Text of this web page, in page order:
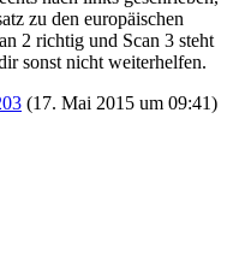
zu den europäischen
2 richtig und Scan 3 steht
sonst nicht weiterhelfen.
(17. Mai 2015 um 09:41)